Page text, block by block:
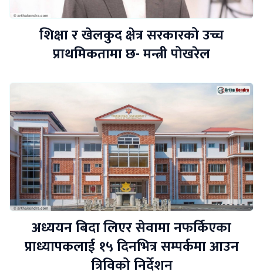
शिक्षा र खेलकुद क्षेत्र सरकारको उच्च
प्राथमिकतामा छ- मन्त्री पोखरेल
अध्ययन बिदा लिएर सेवामा नफर्किएका
प्राध्यापकलाई १५ दिनभित्र सम्पर्कमा आउन
त्रिविको निर्देशन